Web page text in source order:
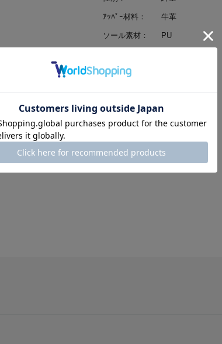
ｱｯﾊﾟｰ材料：
牛革
ソール素材：
PU
裏素材：
製法：
セメント
原産国：
カンボジア